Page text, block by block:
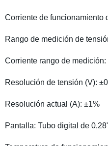
Corriente de funcionamiento
Rango de medición de
Corriente rango de medición:
Resolución de tensión (V):
Resolución actual (A): ±1%
Pantalla: Tubo digital de